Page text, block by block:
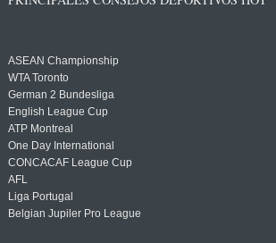
ASEAN Championship
WTA Toronto
German 2 Bundesliga
English League Cup
ATP Montreal
One Day International
CONCACAF League Cup
AFL
Liga Portugal
Belgian Jupiler Pro League